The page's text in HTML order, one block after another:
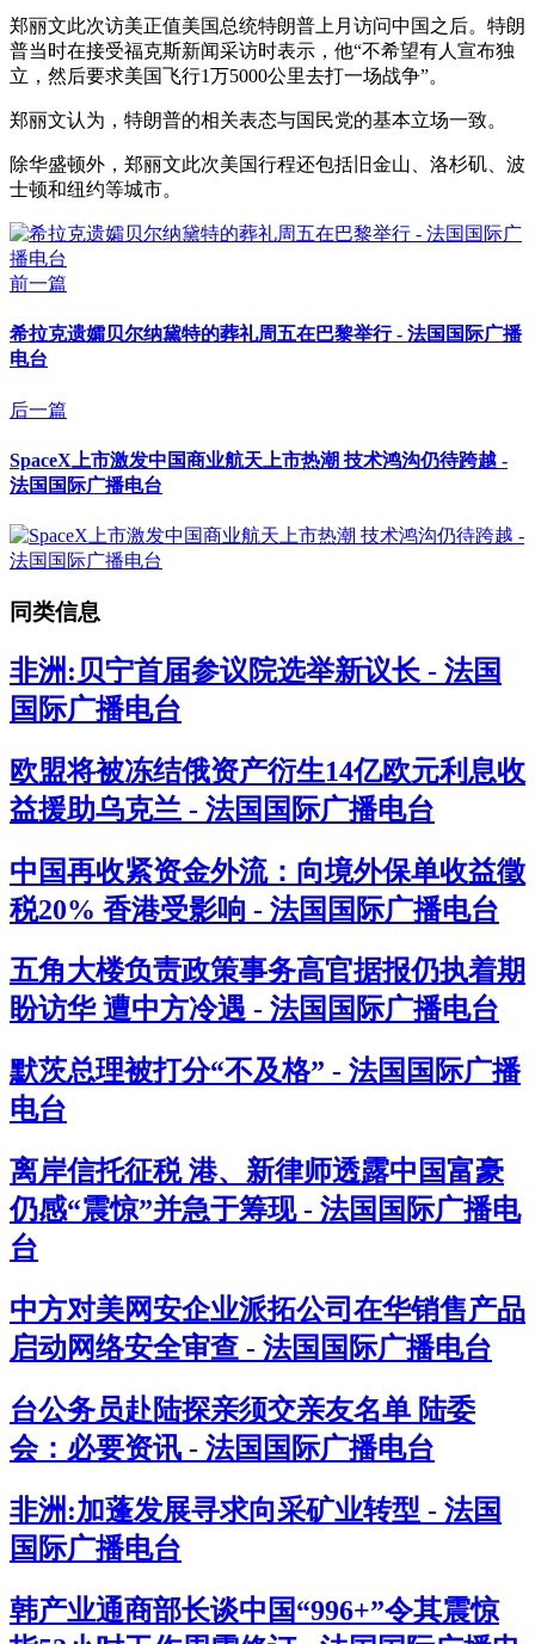
郑丽文此次访美正值美国总统特朗普上月访问中国之后。特朗
普当时在接受福克斯新闻采访时表示，他“不希望有人宣布独
立，然后要求美国飞行1万5000公里去打一场战争”。
郑丽文认为，特朗普的相关表态与国民党的基本立场一致。
除华盛顿外，郑丽文此次美国行程还包括旧金山、洛杉矶、波
士顿和纽约等城市。
前一篇
希拉克遗孀贝尔纳黛特的葬礼周五在巴黎举行 - 法国国际广播
电台
后一篇
SpaceX上市激发中国商业航天上市热潮 技术鸿沟仍待跨越 -
法国国际广播电台
同类信息
非洲:贝宁首届参议院选举新议长 - 法国
国际广播电台
欧盟将被冻结俄资产衍生14亿欧元利息收
益援助乌克兰 - 法国国际广播电台
中国再收紧资金外流：向境外保单收益徵
税20% 香港受影响 - 法国国际广播电台
五角大楼负责政策事务高官据报仍执着期
盼访华 遭中方冷遇 - 法国国际广播电台
默茨总理被打分“不及格” - 法国国际广播
电台
离岸信托征税 港、新律师透露中国富豪
仍感“震惊”并急于筹现 - 法国国际广播电
台
中方对美网安企业派拓公司在华销售产品
启动网络安全审查 - 法国国际广播电台
台公务员赴陆探亲须交亲友名单 陆委
会：必要资讯 - 法国国际广播电台
非洲:加蓬发展寻求向采矿业转型 - 法国
国际广播电台
韩产业通商部长谈中国“996+”令其震惊